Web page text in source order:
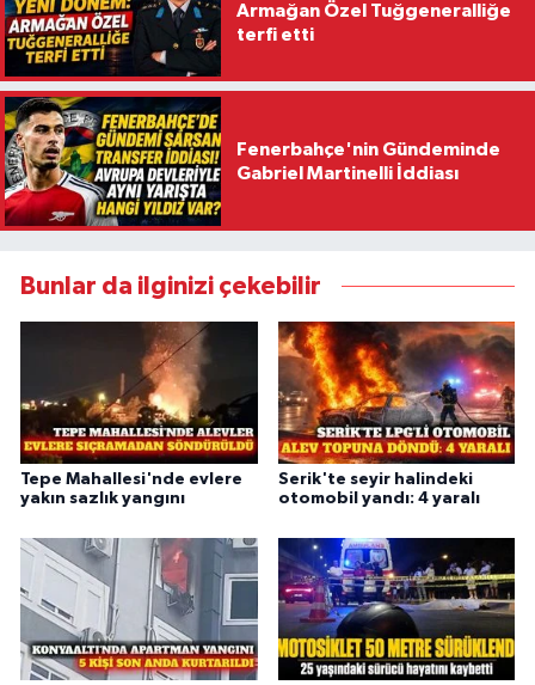
Armağan Özel Tuğgeneralliğe
terfi etti
Fenerbahçe'nin Gündeminde
Gabriel Martinelli İddiası
Bunlar da ilginizi çekebilir
Tepe Mahallesi'nde evlere
yakın sazlık yangını
Serik'te seyir halindeki
otomobil yandı: 4 yaralı